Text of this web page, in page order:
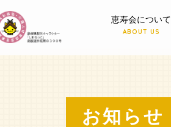
恵寿会について
ABOUT US
お知らせ